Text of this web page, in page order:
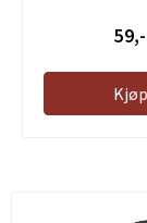
59,-
Kjøp